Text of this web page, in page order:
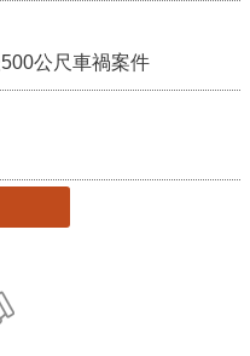
公尺車禍案件